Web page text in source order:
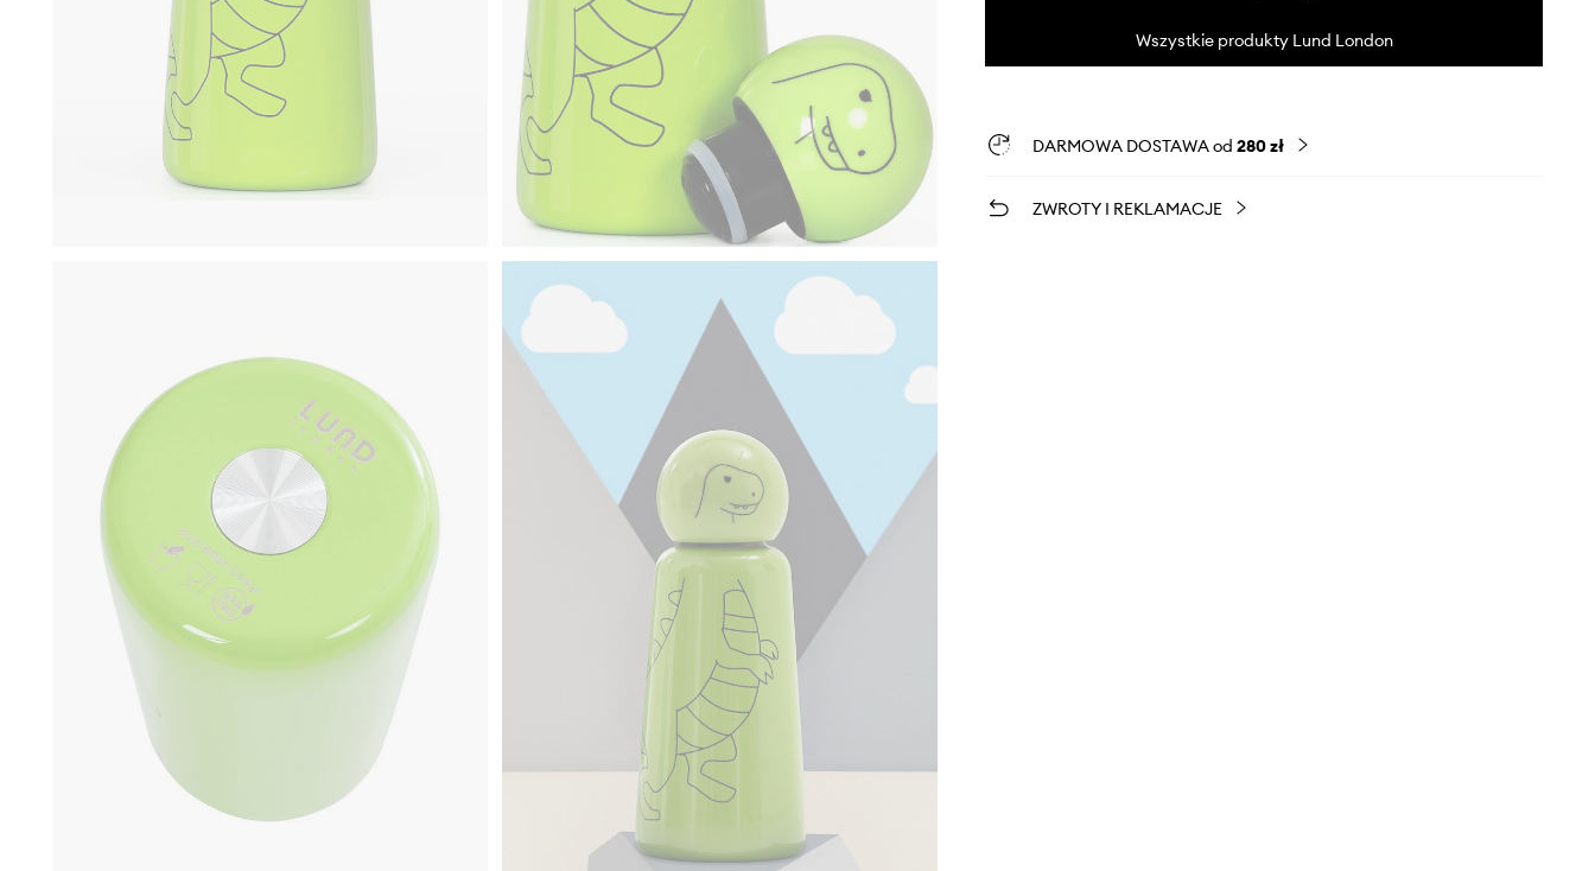
Wszystkie produkty Lund London
DARMOWA DOSTAWA od 280 zł
ZWROTY I REKLAMACJE